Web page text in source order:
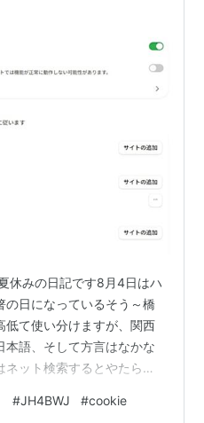
休みの日記です8月4日はハ
の日になっているそう～橋
低て使い分けますが、関西
本語、そして方言はなかな
ット検索するとやたら広
書こうとしたら、なぜか
#JH4BWJ #cookie